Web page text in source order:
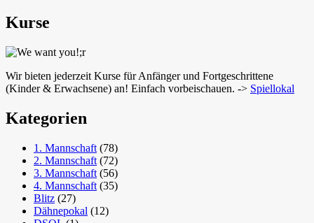
Kurse
Wir bieten jederzeit Kurse für Anfänger und Fortgeschrittene
(Kinder & Erwachsene) an! Einfach vorbeischauen. -> Spiellokal
Kategorien
1. Mannschaft (78)
2. Mannschaft (72)
3. Mannschaft (56)
4. Mannschaft (35)
Blitz (27)
Dähnepokal (12)